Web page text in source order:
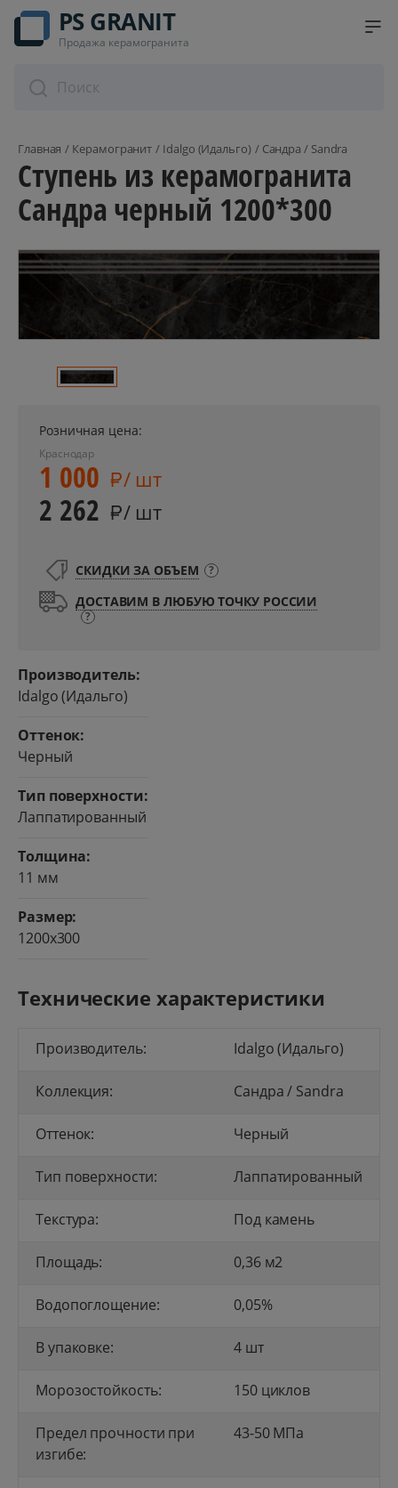
PS GRANIT
Продажа керамогранита
Главная Керамогранит Idalgo (Идальго) Сандра / Sandra
Ступень из керамогранита
Сандра черный 1200*300
Розничная цена:
Краснодар
1 000 / шт
2 262 / шт
СКИДКИ ЗА ОБЪЕМ ?
ДОСТАВИМ В ЛЮБУЮ ТОЧКУ РОССИИ
?
Производитель:
Idalgo (Идальго)
Оттенок:
Черный
Тип поверхности:
Лаппатированный
Толщина:
11 мм
Размер:
1200x300
Технические характеристики
Производитель: Idalgo (Идальго)
Коллекция: Сандра / Sandra
Оттенок: Черный
Тип поверхности: Лаппатированный
Текстура: Под камень
Площадь: 0,36 м2
Водопоглощение: 0,05%
В упаковке: 4 шт
Морозостойкость: 150 циклов
Предел прочности при
изгибе:
43-50 МПа